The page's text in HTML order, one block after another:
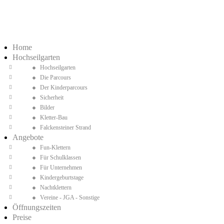
Home
Hochseilgarten
Hochseilgarten
Die Parcours
Der Kinderparcours
Sicherheit
Bilder
Kletter-Bau
Falckensteiner Strand
Angebote
Fun-Klettern
Für Schulklassen
Für Unternehmen
Kindergeburtstage
Nachtklettern
Vereine - JGA - Sonstige
Öffnungszeiten
Preise